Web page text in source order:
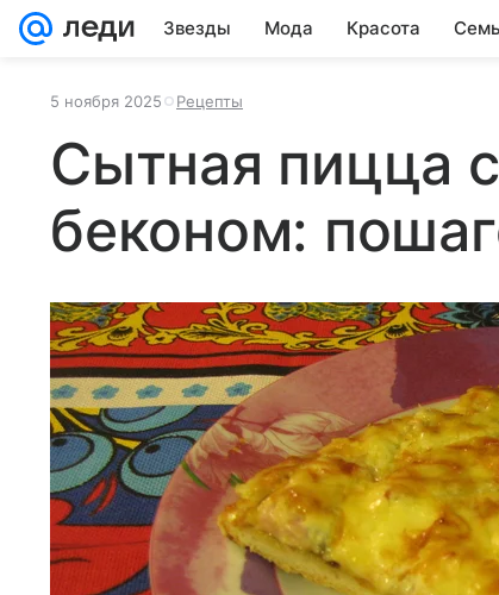
Звезды Мода Красота
5 ноября 2025 Рецепты
Сытная пицца
беконом: